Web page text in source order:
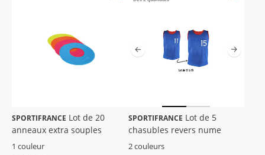
SPORTIFRANCE
anneaux extra souples
1 couleur
SPORTIFRANCE
chasubles revers nume
2 couleurs